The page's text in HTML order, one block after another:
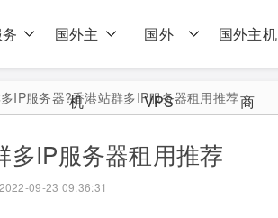
国外主
机
国外
VPS
国外主机
商
IP服务器?香港站群多IP服务器租用推荐
多IP服务器租用推荐
2022-09-23 09:36:31